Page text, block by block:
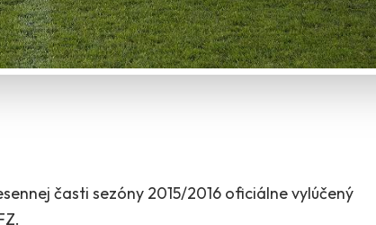
časti sezóny 2015/2016 oficiálne vylúčený